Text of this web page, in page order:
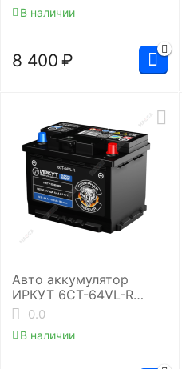
В наличии
8 400 ₽
Авто аккумулятор
ИРКУТ 6CT-64VL-R
(UHD-L2EU)
0.0
В наличии